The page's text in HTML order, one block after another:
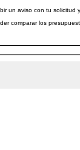
un aviso con tu
comparar los